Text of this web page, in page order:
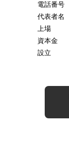
電話番号
代表者名
上場
資本金
設立